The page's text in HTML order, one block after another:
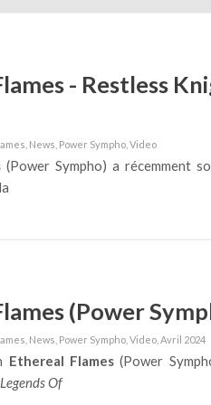
- Restless
News Power Sympho Video
(Power Sympho) a récemment
(Power
News Power Sympho Video Avril 2024
Ethereal Flames (Power
Of